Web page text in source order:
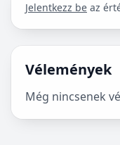
Jelentkezz be az
Vélemények
Még nincsenek